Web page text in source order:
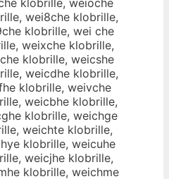
wei8che klobrille,
klobrille, wei che
weixche klobrille,
klobrille, weicshe
weicdhe klobrille,
klobrille, weivche
weicbhe klobrille,
klobrille, weichge
weichte klobrille,
klobrille, weicuhe
weicjhe klobrille,
klobrille, weichme